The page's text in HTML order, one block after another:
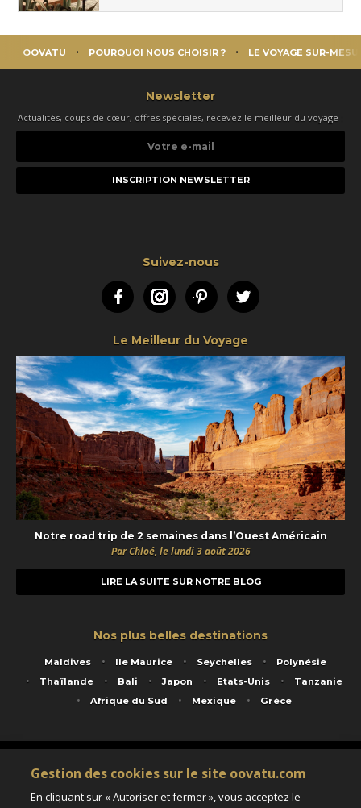
OOVATU POURQUOI NOUS CHOISIR ? LE VOYAGE SUR-
Newsletter
Actualités, coups de cœur, offres spéciales, recevez le meilleur du voyage :
e-
Suivez-nous
FacebookInstagramPinterestTwitter
Le Meilleur du Voyage
Notre road trip de 2 semaines dans l’Ouest Américain
Par Chloé, le lundi 3 août 2026
LIRE LA SUITE SUR NOTRE BLOG
Nos plus belles destinations
Maldives Ile Maurice Seychelles
Polynésie
Thaïlande
Bali Japon Etats-Unis
Tanzanie
Afrique du Sud
Mexique Grèce
Service animé par Nautil Voyages - 22 rue Georges Picquart 75017 Paris - S.A.S
au capital de 155 696 euros - RCS Paris B 423 671 973 - Code APE 7911Z
Matricule Atout France IM075100020 - Garantie financière Groupama - Agrément IATA
Gestion des cookies sur le site oovatu.com
En cliquant sur « Autoriser et fermer », vous acceptez le